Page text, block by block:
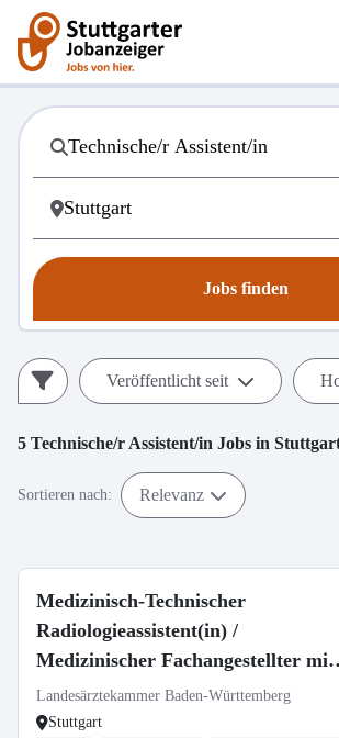
Jobs finden
Veröffentlicht seit
5 Technische/r Assistent/in Jobs in
Sortieren nach: Relevanz
Medizinisch-Technischer
Radiologieassistent(in) /
Medizinischer Fachangestellter mit
Röntgenschein (m/w/d)
Landesärztekammer Baden-Württemberg
Stuttgart